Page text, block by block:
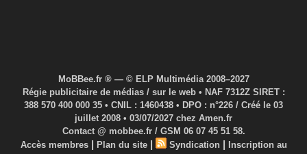
MoBBee.fr ® — © ELP Multimédia 2008–2027
Régie publicitaire de médias / sur le web • NAF 7312Z SIRET :
388 570 400 000 35 • CNIL : 1460438 • DPO : n°226 / Créé le 03
juillet 2008 • 03/07/2027 chez Amen.fr
Contact @ mobbee.fr / GSM 06 07 45 51 58.
Accès membres | Plan du site | Syndication |
Inscription au